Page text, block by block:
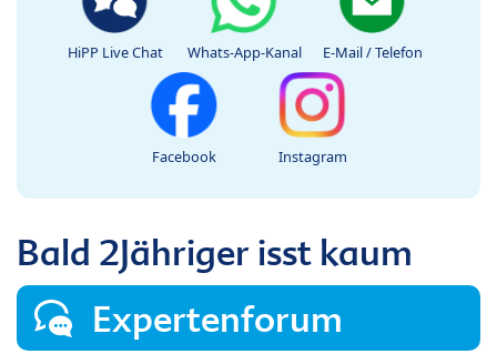
HiPP Live Chat Whats-App-Kanal E-Mail / Telefon
Facebook Instagram
Bald 2Jähriger isst kaum
Expertenforum